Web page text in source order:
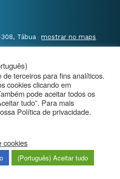
Tábua mostrar no maps
tabua.pt
| Mapa do Portal
|
|
- Videovigilância
terceiros para fins analíticos.
cookies clicando em
pode aceitar todos os
tudo”. Para mais
Política de privacidade.
cookies
(Português) Aceitar tudo